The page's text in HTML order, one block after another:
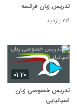
تدریس زبان فرانسه
۲۱۹ بازدید
۰۱:۲۰
تدریس خصوصی زبان
اسپانیایی